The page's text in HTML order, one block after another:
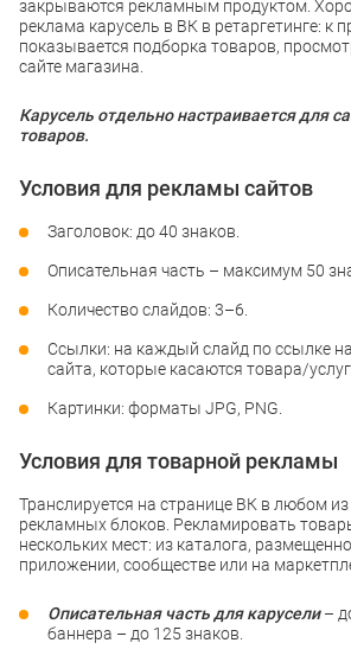
закрываются рекламным продуктом.
реклама карусель в ВК в ретаргетинге: к
показывается подборка товаров,
сайте магазина.
Карусель отдельно настраивается для
товаров.
Условия для рекламы сайтов
Заголовок: до 40 знаков.
Описательная часть – максимум 50
Количество слайдов: 3–6.
Ссылки: на каждый слайд по ссылке
сайта, которые касаются товара/
Картинки: форматы JPG, PNG.
Условия для товарной рекламы
Транслируется на странице ВК в любом
рекламных блоков. Рекламировать
нескольких мест: из каталога,
приложении, сообществе или на
Описательная часть для карусели–
баннера – до 125 знаков.